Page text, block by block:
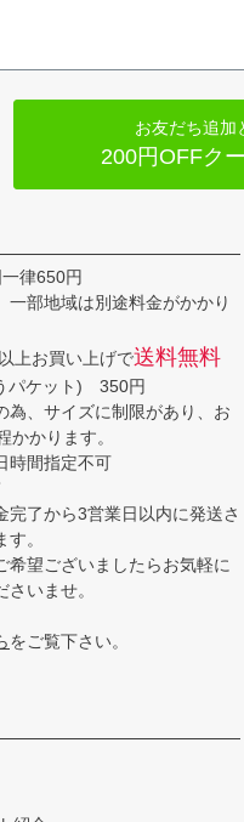
お友だち追加
200円OFFク
律650円
部地域は別途料金がかかり
上お買い上げで送料無料
パケット) 350円
為、サイズに制限があり、お
かかります。
時間指定不可
完了から3営業日以内に発送さ
。
希望ございましたらお気軽に
いませ。
をご覧下さい。